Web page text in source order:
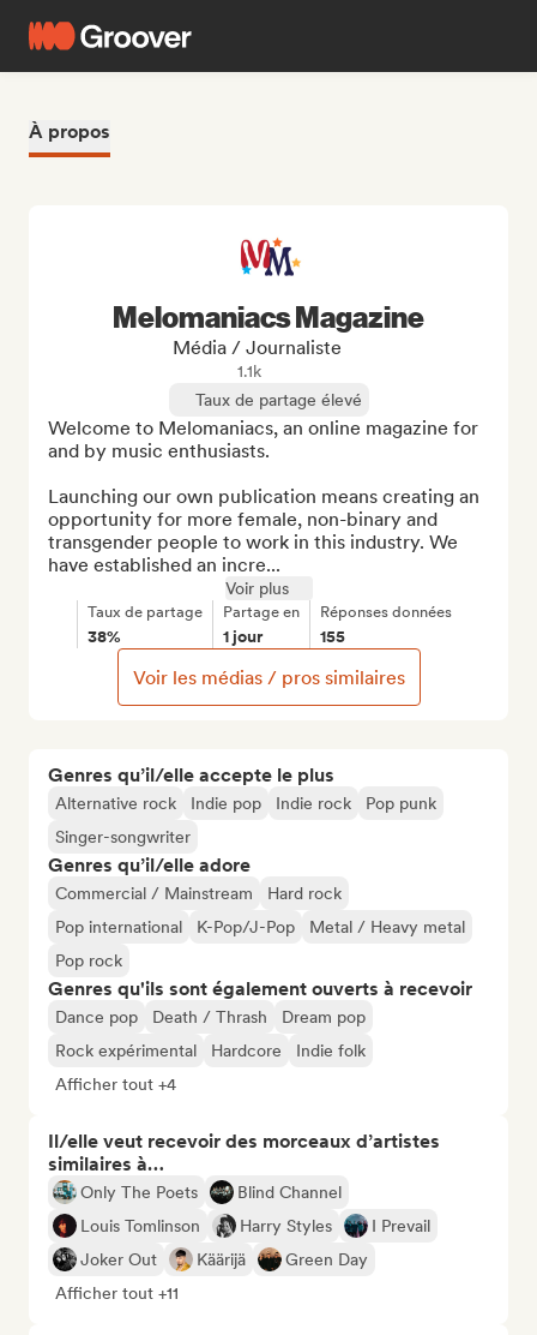
À propos
Genres qu’il/elle accepte le plus
Alternative rock Indie pop Indie rock
Pop punk
Singer-songwriter
Genres qu’il/elle adore
Commercial / Mainstream
Hard rock
Pop international
K-Pop/J-Pop
Metal / Heavy metal
Pop rock
Genres qu'ils sont également ouverts à recevoir
Dance pop Death / Thrash
Dream pop
Rock expérimental
Hardcore
Indie folk
Afficher tout +4
Il/elle veut recevoir des morceaux d’artistes
similaires à…
Only The Poets
Blind Channel
Louis Tomlinson
Harry Styles
I Prevail
Joker Out
Käärijä
Green Day
Afficher tout +11
Melomaniacs Magazine
Média / Journaliste
1.1k
Taux de partage élevé
Welcome to Melomaniacs, an online magazine for
and by music enthusiasts.
Launching our own publication means creating an
opportunity for more female, non-binary and
transgender people to work in this industry. We
have established an incre...
Voir plus
Taux de partage
38%
Partage en
1 jour
Réponses données
155
Voir les médias / pros similaires